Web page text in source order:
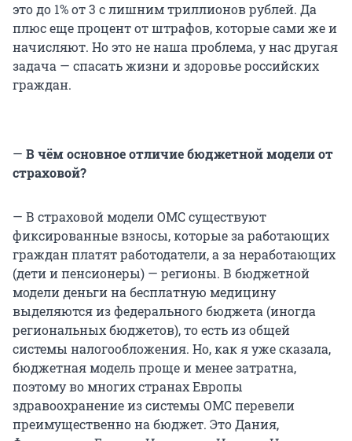
это до 1% от 3 с лишним триллионов рублей. Да
плюс еще процент от штрафов, которые сами же и
начисляют. Но это не наша проблема, у нас другая
задача — спасать жизни и здоровье российских
граждан.
— В чём основное отличие бюджетной модели от
страховой?
— В страховой модели ОМС существуют
фиксированные взносы, которые за работающих
граждан платят работодатели, а за неработающих
(дети и пенсионеры) — регионы. В бюджетной
модели деньги на бесплатную медицину
выделяются из федерального бюджета (иногда
региональных бюджетов), то есть из общей
системы налогообложения. Но, как я уже сказала,
бюджетная модель проще и менее затратна,
поэтому во многих странах Европы
здравоохранение из системы ОМС перевели
преимущественно на бюджет. Это Дания,